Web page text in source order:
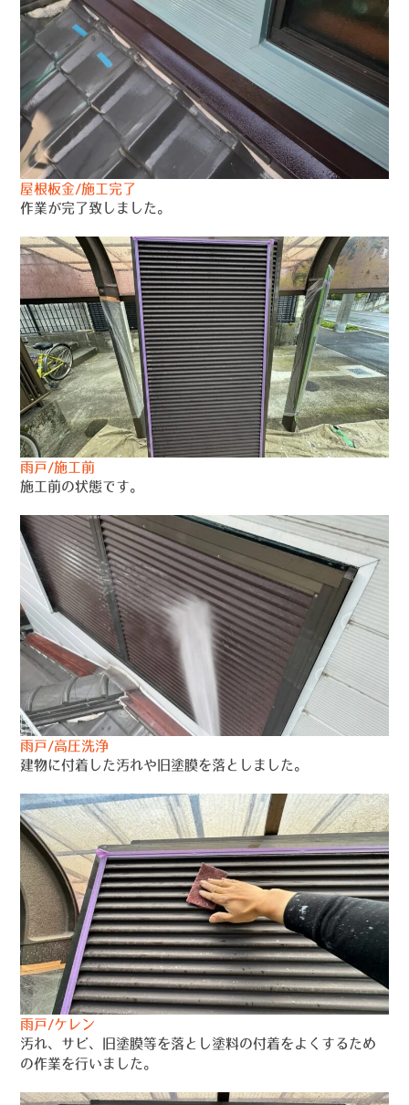
屋根板金/施工完了
作業が完了致しました。
雨戸/施工前
施工前の状態です。
雨戸/高圧洗浄
建物に付着した汚れや旧塗膜を落としました。
雨戸/ケレン
汚れ、サビ、旧塗膜等を落とし塗料の付着をよくするため
の作業を行いました。